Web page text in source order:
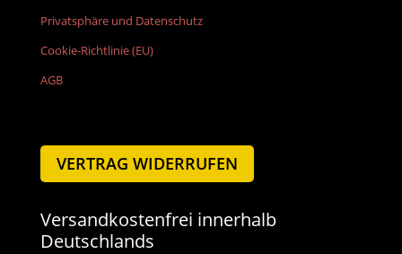
Privatsphäre und Datenschutz
Cookie-Richtlinie (EU)
AGB
VERTRAG WIDERRUFEN
Versandkostenfrei innerhalb
Deutschlands